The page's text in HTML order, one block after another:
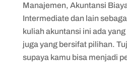
Manajemen, Akuntansi
Intermediate dan lain
kuliah akuntansi ini ada
juga yang bersifat pilihan.
supaya kamu bisa menjadi